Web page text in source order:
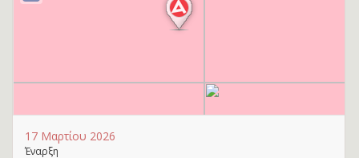
17 Μαρτίου 2026
Έναρξη